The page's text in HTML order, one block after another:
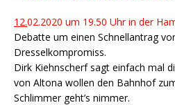
12.02.2020 um 19.50 Uhr in der
Debatte um einen Schnellantrag
Dresselkompromiss.
Dirk Kiehnscherf sagt einfach mal
von Altona wollen den Bahnhof
Schlimmer geht’s nimmer.